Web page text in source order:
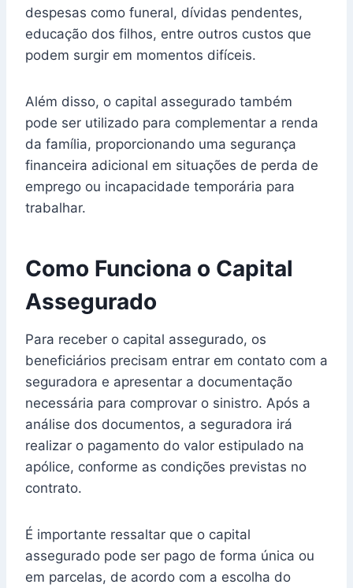
despesas como funeral, dívidas pendentes,
educação dos filhos, entre outros custos que
podem surgir em momentos difíceis.
Além disso, o capital assegurado também
pode ser utilizado para complementar a renda
da família, proporcionando uma segurança
financeira adicional em situações de perda de
emprego ou incapacidade temporária para
trabalhar.
Como Funciona o Capital
Assegurado
Para receber o capital assegurado, os
beneficiários precisam entrar em contato com a
seguradora e apresentar a documentação
necessária para comprovar o sinistro. Após a
análise dos documentos, a seguradora irá
realizar o pagamento do valor estipulado na
apólice, conforme as condições previstas no
contrato.
É importante ressaltar que o capital
assegurado pode ser pago de forma única ou
em parcelas, de acordo com a escolha do